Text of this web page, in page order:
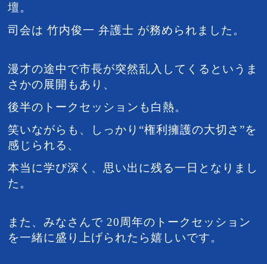
壇。
司会は 竹内俊一 弁護士 が務められました。
漫才の途中で市長が突然乱入してくるというま
さかの展開もあり、
後半のトークセッションも白熱。
笑いながらも、しっかり“権利擁護の大切さ”を
感じられる、
本当に学び深く、思い出に残る一日となりまし
た。
また、みなさんで 20周年のトークセッション
を一緒に盛り上げられたら嬉しいです。